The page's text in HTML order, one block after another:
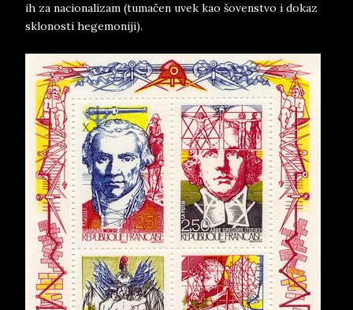
ih za nacionalizam (tumačen uvek kao šovenstvo i dokaz
sklonosti hegemoniji).